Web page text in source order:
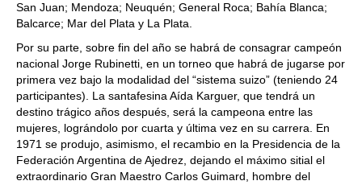
San Juan; Mendoza; Neuquén; General Roca; Bahía Blanca;
Balcarce; Mar del Plata y La Plata.
Por su parte, sobre fin del año se habrá de consagrar campeón
nacional Jorge Rubinetti, en un torneo que habrá de jugarse por
primera vez bajo la modalidad del “sistema suizo” (teniendo 24
participantes). La santafesina Aída Karguer, que tendrá un
destino trágico años después, será la campeona entre las
mujeres, lográndolo por cuarta y última vez en su carrera. En
1971 se produjo, asimismo, el recambio en la Presidencia de la
Federación Argentina de Ajedrez, dejando el máximo sitial el
extraordinario Gran Maestro Carlos Guimard, hombre del